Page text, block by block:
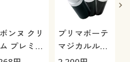
ンヌ クリ
プレミア
プリマボーテ
マジカルルー
ジュ(同色2本